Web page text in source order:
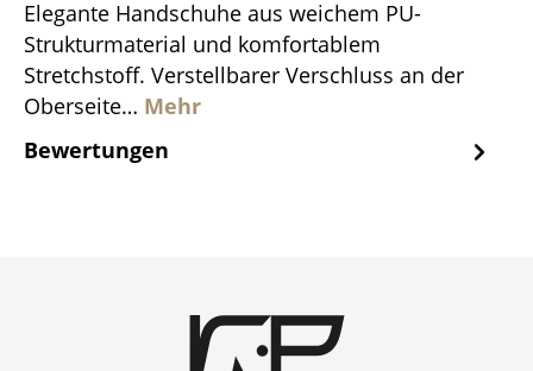
Elegante Handschuhe aus weichem PU-
Strukturmaterial und komfortablem
Stretchstoff. Verstellbarer Verschluss an der
Oberseite… Mehr
Bewertungen